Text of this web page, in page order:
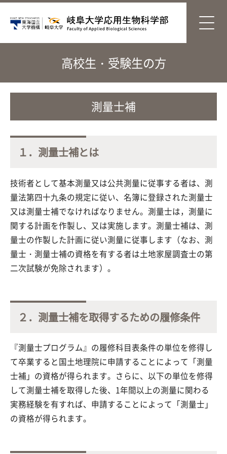
高校生・受験生の方
測量士補
１．測量士補とは
技術者として基本測量又は公共測量に従事する者は、測
量法第四十九条の規定に従い、名簿に登録された測量士
又は測量士補でなければなりません。測量士は，測量に
関する計画を作製し、又は実施します。測量士補は、測
量士の作製した計画に従い測量に従事します（なお、測
量士・測量士補の資格を有する者は土地家屋調査士の第
二次試験が免除されます）。
２．測量士補を取得するための履修条件
『測量士プログラム』の履修科目表条件の単位を修得し
て卒業すると国土地理院に申請することによって「測量
士補」の資格が得られます。さらに、以下の単位を修得
して測量士補を取得した後、1年間以上の測量に関わる
実務経験を有すれば、申請することによって「測量士」
の資格が得られます。